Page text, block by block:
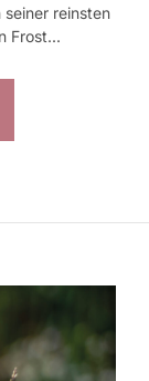
seiner reinsten
Frost...